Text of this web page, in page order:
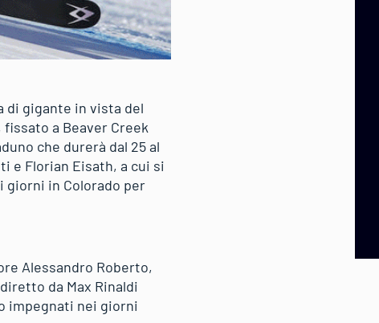
di gigante in vista del
a Beaver Creek
che durerà dal 25 al
e Florian Eisath, a cui si
giorni in Colorado per
Alessandro Roberto,
da Max Rinaldi
impegnati nei giorni